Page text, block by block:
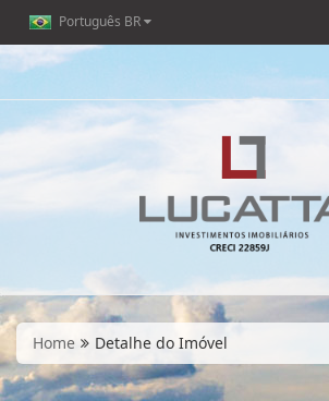
Português BR
Home Detalhe do Imóvel